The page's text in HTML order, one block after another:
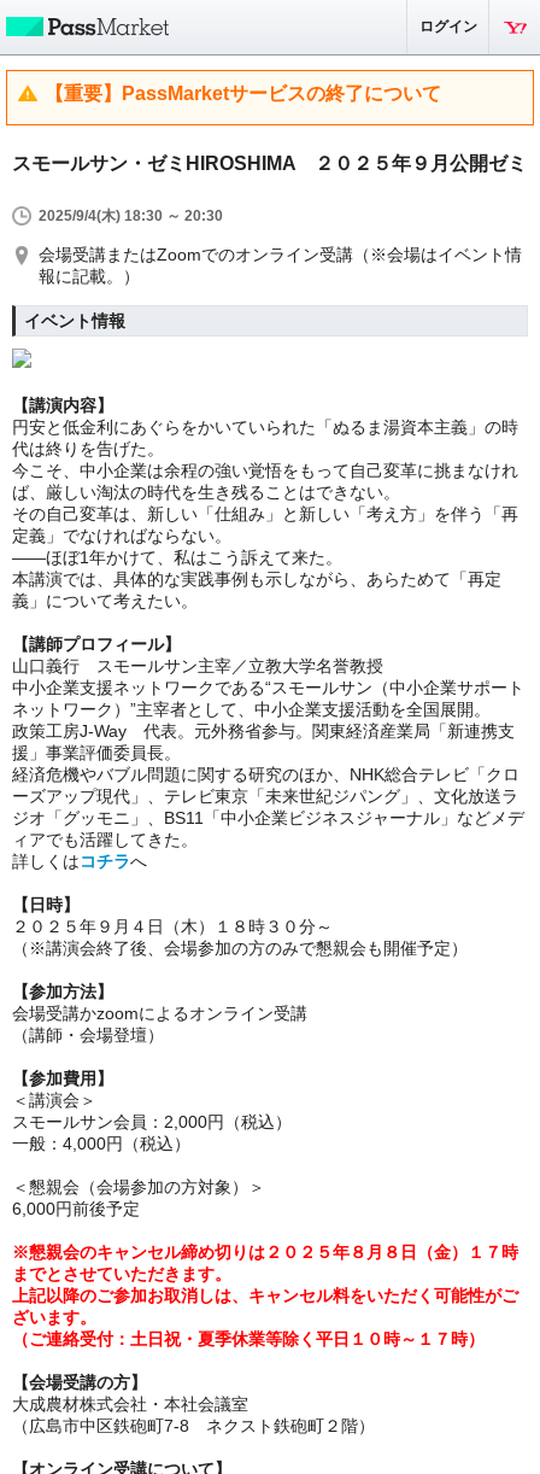
ログイン
【重要】PassMarketサービスの終了について
スモールサン・ゼミHIROSHIMA ２０２５年９月公開ゼミ
2025/9/4(木) 18:30 ～ 20:30
会場受講またはZoomでのオンライン受講（※会場はイベント情
報に記載。）
イベント情報
【講演内容】
円安と低金利にあぐらをかいていられた「ぬるま湯資本主義」の時
代は終りを告げた。
今こそ、中小企業は余程の強い覚悟をもって自己変革に挑まなけれ
ば、厳しい淘汰の時代を生き残ることはできない。
その自己変革は、新しい「仕組み」と新しい「考え方」を伴う「再
定義」でなければならない。
――ほぼ1年かけて、私はこう訴えて来た。
本講演では、具体的な実践事例も示しながら、あらためて「再定
義」について考えたい。
【講師プロフィール】
山口義行 スモールサン主宰／立教大学名誉教授
中小企業支援ネットワークである“スモールサン（中小企業サポート
ネットワーク）”主宰者として、中小企業支援活動を全国展開。
政策工房J-Way 代表。元外務省参与。関東経済産業局「新連携支
援」事業評価委員長。
経済危機やバブル問題に関する研究のほか、NHK総合テレビ「クロ
ーズアップ現代」、テレビ東京「未来世紀ジパング」、文化放送ラ
ジオ「グッモニ」、BS11「中小企業ビジネスジャーナル」などメデ
ィアでも活躍してきた。
詳しくはコチラへ
【日時】
２０２５年９月４日（木）１８時３０分～
（※講演会終了後、会場参加の方のみで懇親会も開催予定）
【参加方法】
会場受講かzoomによるオンライン受講
（講師・会場登壇）
【参加費用】
＜講演会＞
スモールサン会員：2,000円（税込）
一般：4,000円（税込）
＜懇親会（会場参加の方対象）＞
6,000円前後予定
※懇親会のキャンセル締め切りは２０２５年８月８日（金）１７時
までとさせていただきます。
上記以降のご参加お取消しは、キャンセル料をいただく可能性がご
ざいます。
（ご連絡受付：土日祝・夏季休業等除く平日１０時～１７時）
【会場受講の方】
大成農材株式会社・本社会議室
（広島市中区鉄砲町7-8 ネクスト鉄砲町２階）
【オンライン受講について】